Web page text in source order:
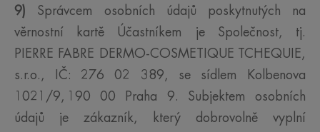
9) Správcem osobních údajů poskytnutých na
věrnostní kartě Účastníkem je Společnost, tj.
PIERRE FABRE DERMO-COSMETIQUE TCHEQUIE,
s.r.o., IČ: 276 02 389, se sídlem Kolbenova
1021/9, 190 00 Praha 9. Subjektem osobních
údajů je zákazník, který dobrovolně vyplní